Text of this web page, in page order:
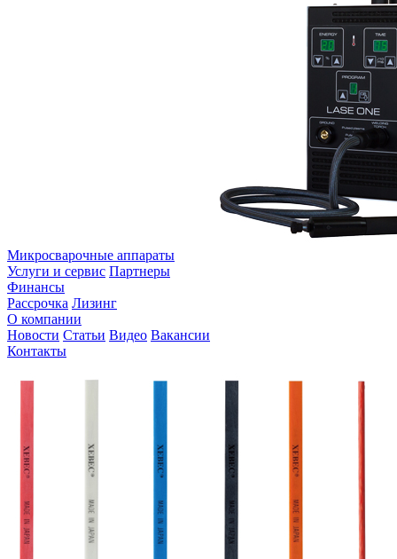
Микросварочные аппараты
Услуги и сервис Партнеры
Финансы
Рассрочка Лизинг
О компании
Новости Статьи Видео Вакансии
Контакты